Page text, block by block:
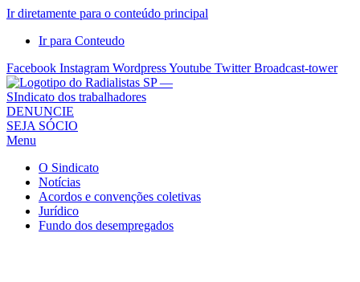
Ir diretamente para o conteúdo principal
Ir para Conteudo
Facebook Instagram WordpressYoutube Twitter Broadcast-tower
Sindicato
dos
Radialistas
São
Paulo
Sindicato
DENUNCIE
SEJA SÓCIO
Menu
O Sindicato
Notícias
Acordos e convenções coletivas
Jurídico
Fundo dos desempregados